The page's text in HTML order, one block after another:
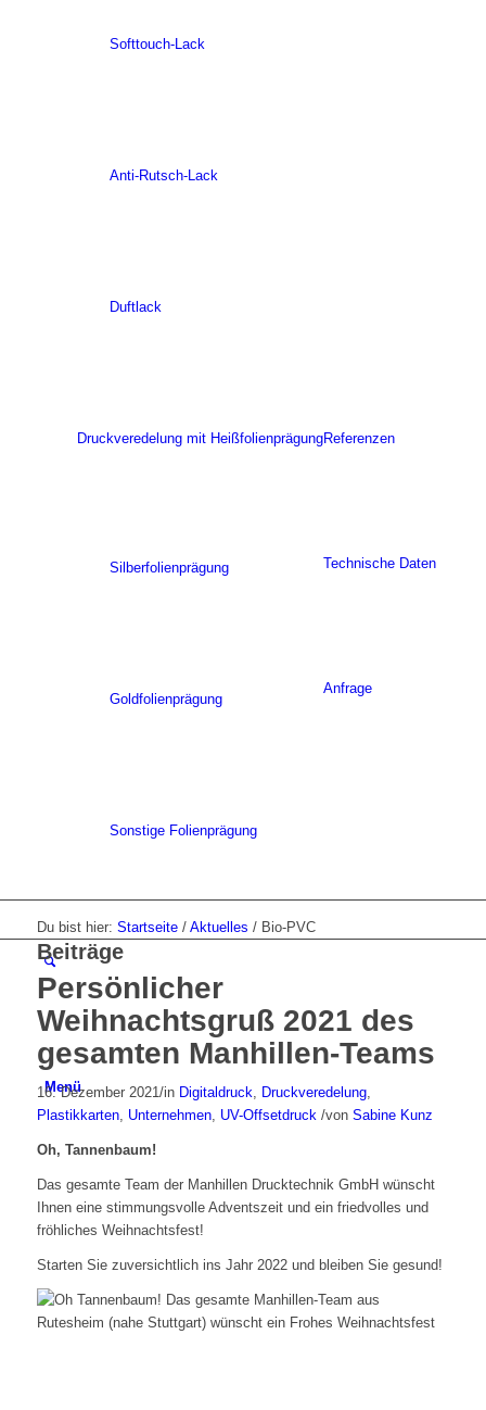
Softtouch-Lack
Anti-Rutsch-Lack
Duftlack
Druckveredelung mit Heißfolienprägung
Silberfolienprägung
Goldfolienprägung
Sonstige Folienprägung
Referenzen
Technische Daten
Anfrage
Menü
Du bist hier: Startseite / Aktuelles / Bio-PVC
Beiträge
Persönlicher
Weihnachtsgruß 2021 des
gesamten Manhillen-Teams
16. Dezember 2021/in Digitaldruck, Druckveredelung,
Plastikkarten, Unternehmen, UV-Offsetdruck /von Sabine Kunz
Oh, Tannenbaum!
Das gesamte Team der Manhillen Drucktechnik GmbH wünscht
Ihnen eine stimmungsvolle Adventszeit und ein friedvolles und
fröhliches Weihnachtsfest!
Starten Sie zuversichtlich ins Jahr 2022 und bleiben Sie gesund!